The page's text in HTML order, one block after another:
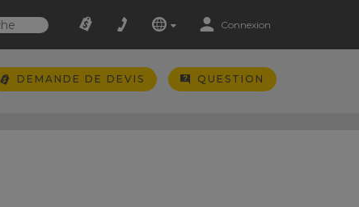
Connexion
DEMANDE DE DEVIS QUESTION